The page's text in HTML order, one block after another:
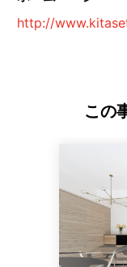
http://
この